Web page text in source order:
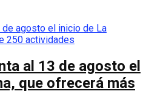
al 13 de agosto el
que ofrecerá más